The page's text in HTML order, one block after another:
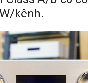
tùy chọn: RC 9
: LAN, UPnP, WiFi
x 500 W [4Ω]
kênh.